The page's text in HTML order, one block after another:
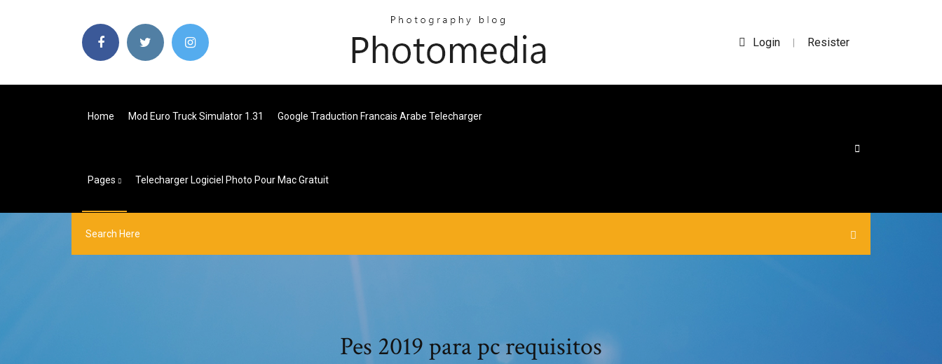
Login | Resister
Home Mod Euro Truck Simulator 1.31 Google Traduction Francais Arabe Telecharger
Pages Telecharger Logiciel Photo Pour Mac Gratuit
Pes 2019 para pc requisitos